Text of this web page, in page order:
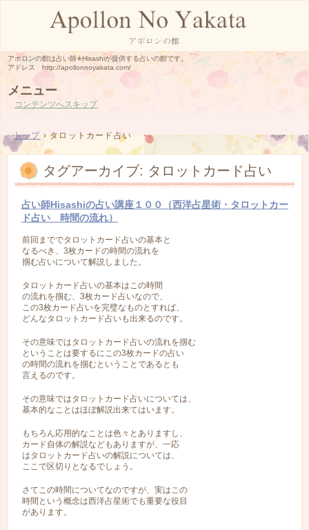
アポロンの館は占い師✭Hisashiが提供する占いの館です。
アドレス http://apollonnoyakata.com/
メニュー
コンテンツへスキップ
トップ › タロットカード占い
タグアーカイブ: タロットカード占い
占い師Hisashiの占い講座１００（西洋占星術・タロットカー
ド占い 時間の流れ）
前回まででタロットカード占いの基本と
なるべき、3枚カードの時間の流れを
掴む占いについて解説しました。
タロットカード占いの基本はこの時間
の流れを掴む、3枚カード占いなので、
この3枚カード占いを完璧なものとすれば、
どんなタロットカード占いも出来るのです。
その意味ではタロットカード占いの流れを掴む
ということは要するにこの3枚カードの占い
の時間の流れを掴むということであるとも
言えるのです。
その意味ではタロットカード占いについては、
基本的なことはほぼ解説出来てはいます。
もちろん応用的なことは色々とありますし、
カード自体の解説などもありますが、一応
はタロットカード占いの解説については、
ここで区切りとなるでしょう。
さてこの時間についてなのですが、実はこの
時間という概念は西洋占星術でも重要な役目
があります。